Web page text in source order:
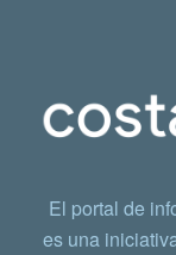
El portal de
es una